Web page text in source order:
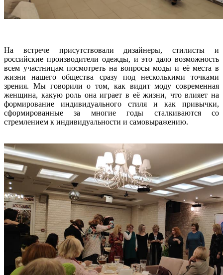
На встрече присутствовали дизайнеры, стилисты и
российские производители одежды, и это дало возможность
всем участницам посмотреть на вопросы моды и её места в
жизни нашего общества сразу под несколькими точками
зрения. Мы говорили о том, как видит моду современная
женщина, какую роль она играет в её жизни, что влияет на
формирование индивидуального стиля и как привычки,
сформированные за многие годы сталкиваются со
стремлением к индивидуальности и самовыражению.